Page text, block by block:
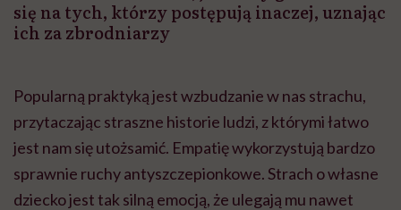
się na tych, którzy postępują inaczej, uznając
ich za zbrodniarzy
Popularną praktyką jest wzbudzanie w nas strachu,
przytaczając straszne historie ludzi, z którymi łatwo
jest nam się utożsamić. Empatię wykorzystują bardzo
sprawnie ruchy antyszczepionkowe. Strach o własne
dziecko jest tak silną emocją, że ulegają mu nawet